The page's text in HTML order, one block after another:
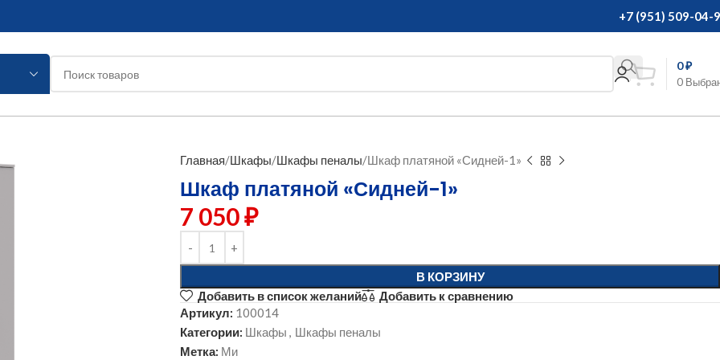
+7 (951) 509-04-
0
0₽
Главная Шкафы Шкафы пеналы Шкаф платяной «Сидней-1»
Шкаф платяной «Сидней-1»
7 050₽
В КОРЗИНУ
Добавить в список желаний
Добавить к сравнению
Артикул: 100014
Категории: Шкафы , Шкафы пеналы
Метка: Ми